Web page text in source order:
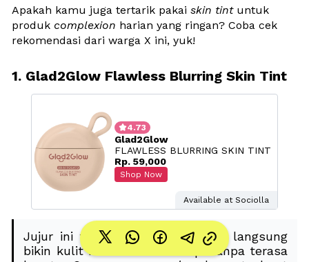
Apakah kamu juga tertarik pakai skin tint untuk
produk complexion harian yang ringan? Coba cek
rekomendasi dari warga X ini, yuk!
1. Glad2Glow Flawless Blurring Skin Tint
4.73
Glad2Glow
FLAWLESS BLURRING SKIN TINT
Rp. 59,000
Shop Now
Available at Sociolla
Jujur ini tipe base makeup yang langsung
bikin kulit kelihatan lebih rapi tanpa terasa